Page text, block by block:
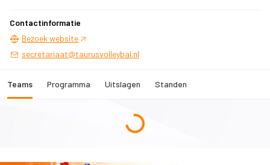
Contactinformatie
Bezoek website
secretariaat@taurusvolleybal.nl
Teams Programma Uitslagen Standen